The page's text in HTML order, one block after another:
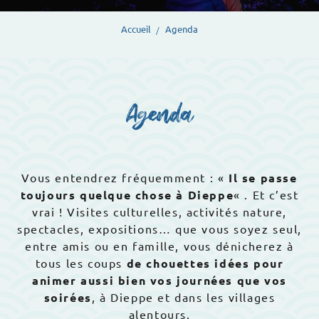
Accueil Agenda
Agenda
Vous entendrez fréquemment : « Il se passe
toujours quelque chose à Dieppe« . Et c’est
vrai ! Visites culturelles, activités nature,
spectacles, expositions… que vous soyez seul,
entre amis ou en famille, vous dénicherez à
tous les coups de chouettes idées pour
animer aussi bien vos journées que vos
soirées , à Dieppe et dans les villages
alentours.